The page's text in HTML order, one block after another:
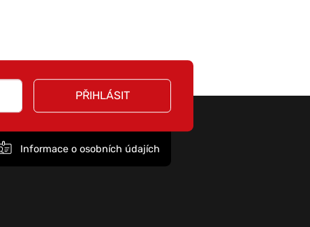
PŘIHLÁSIT
Informace o osobních údajích